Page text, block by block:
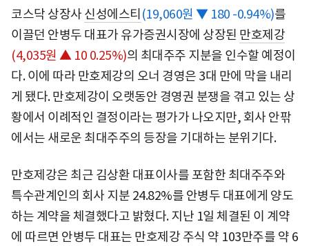
코스닥 상장사 신성에스티 (19,060원 ▼ 180 -0.94%)를
이끌던 안병두 대표가 유가증권시장에 상장된 만호제강
(4,035원 ▲ 10 0.25%)의 최대주주 지분을 인수할 예정이
다. 이에 따라 만호제강의 오너 경영은 3대 만에 막을 내리
게 됐다. 만호제강이 오랫동안 경영권 분쟁을 겪고 있는 상
황에서 이례적인 결정이라는 평가가 나오지만, 회사 안팎
에서는 새로운 최대주주의 등장을 기대하는 분위기다.
만호제강은 최근 김상환 대표이사를 포함한 최대주주와
특수관계인의 회사 지분 24.82%를 안병두 대표에게 양도
하는 계약을 체결했다고 밝혔다. 지난 1일 체결된 이 계약
에 따르면 안병두 대표는 만호제강 주식 약 103만주를 약 6